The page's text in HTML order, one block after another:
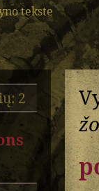
tekste
2